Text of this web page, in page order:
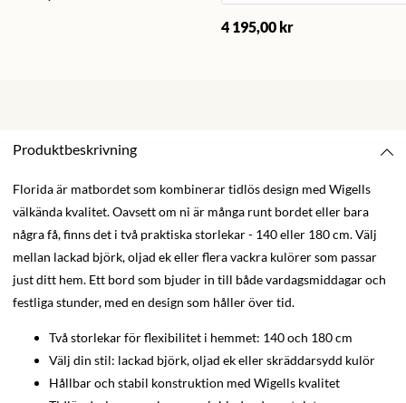
4 195,00 kr
Produktbeskrivning
Florida är matbordet som kombinerar tidlös design med Wigells
välkända kvalitet. Oavsett om ni är många runt bordet eller bara
några få, finns det i två praktiska storlekar - 140 eller 180 cm. Välj
mellan lackad björk, oljad ek eller flera vackra kulörer som passar
just ditt hem. Ett bord som bjuder in till både vardagsmiddagar och
festliga stunder, med en design som håller över tid.
Två storlekar för flexibilitet i hemmet: 140 och 180 cm
Välj din stil: lackad björk, oljad ek eller skräddarsydd kulör
Hållbar och stabil konstruktion med Wigells kvalitet